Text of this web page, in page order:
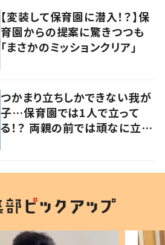
【変装して保育園に潜入！？】保
育園からの提案に驚きつつも
「まさかのミッションクリア」
つかまり立ちしかできない我が
子…保育園では1人で立って
る！？ 両親の前では頑なに立た